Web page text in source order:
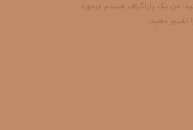
من یک پاراگراف هستم درمورد
تغییر دهید.